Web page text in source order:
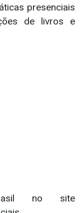
presenciais
de livros e
no site